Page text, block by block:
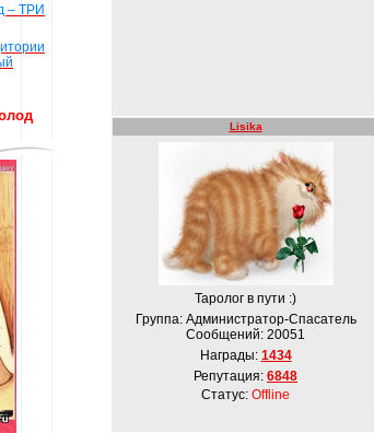
– ТРИ
Lisika
Таролог в пути :)
Группа: Администратор-Спасатель
Сообщений: 20051
Награды: 1434
Репутация: 6848
Статус: Offline